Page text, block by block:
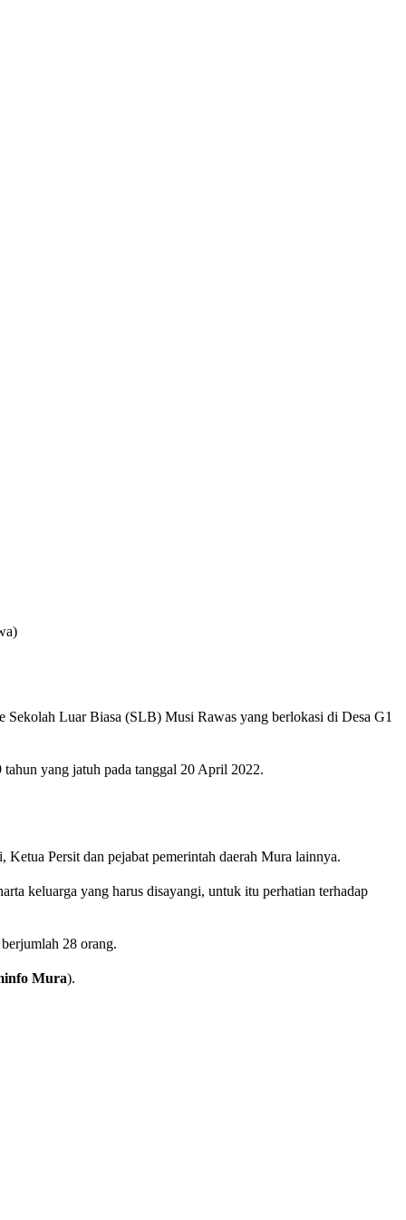
Luar Biasa (SLB) Musi Rawas yang berlokasi di Desa G1
yang jatuh pada tanggal 20 April 2022.
Persit dan pejabat pemerintah daerah Mura lainnya.
keluarga yang harus disayangi, untuk itu perhatian terhadap
28 orang.
Mura).